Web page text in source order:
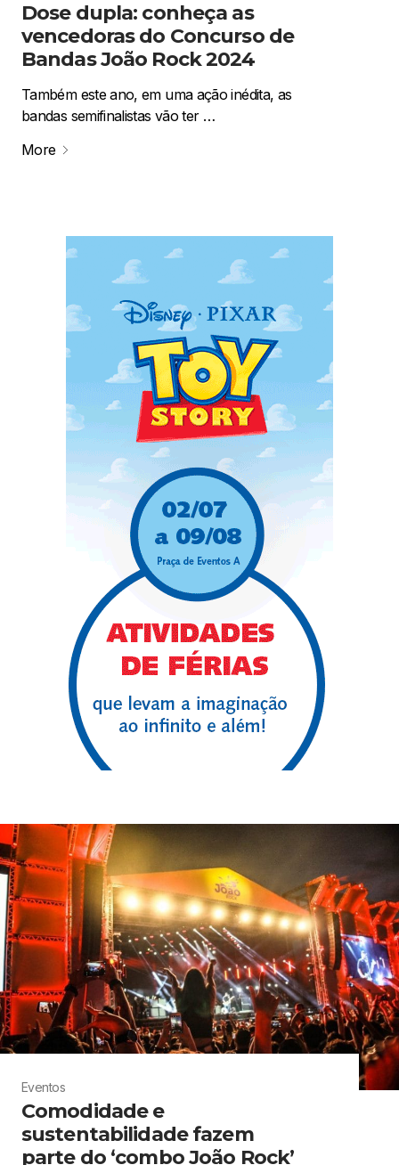
Dose dupla: conheça as
vencedoras do Concurso de
Bandas João Rock 2024
Também este ano, em uma ação inédita, as
bandas semifinalistas vão ter …
More
Eventos
Comodidade e
sustentabilidade fazem
parte do ‘combo João Rock’